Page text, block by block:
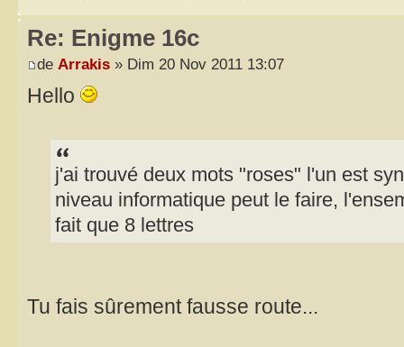
Re: Enigme 16c
de Arrakis » Dim 20 Nov 2011 13:07
Hello
j'ai trouvé deux mots "roses" l'un est
niveau informatique peut le faire,
fait que 8 lettres
Tu fais sûrement fausse route...